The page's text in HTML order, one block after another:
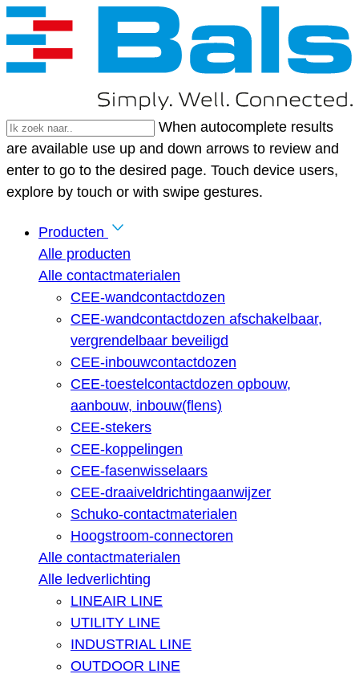
When autocomplete results
are available use up and down arrows to review and
enter to go to the desired page. Touch device users,
explore by touch or with swipe gestures.
Producten
Alle producten
Alle contactmaterialen
CEE-wandcontactdozen
CEE-wandcontactdozen afschakelbaar,
vergrendelbaar beveiligd
CEE-inbouwcontactdozen
CEE-toestelcontactdozen opbouw,
aanbouw, inbouw(flens)
CEE-stekers
CEE-koppelingen
CEE-fasenwisselaars
CEE-draaiveldrichtingaanwijzer
Schuko-contactmaterialen
Hoogstroom-connectoren
Alle contactmaterialen
Alle ledverlichting
LINEAIR LINE
UTILITY LINE
INDUSTRIAL LINE
OUTDOOR LINE